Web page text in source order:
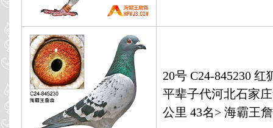
20号 C24-845230
平辈子代河北石家
公里 43名> 海霸王